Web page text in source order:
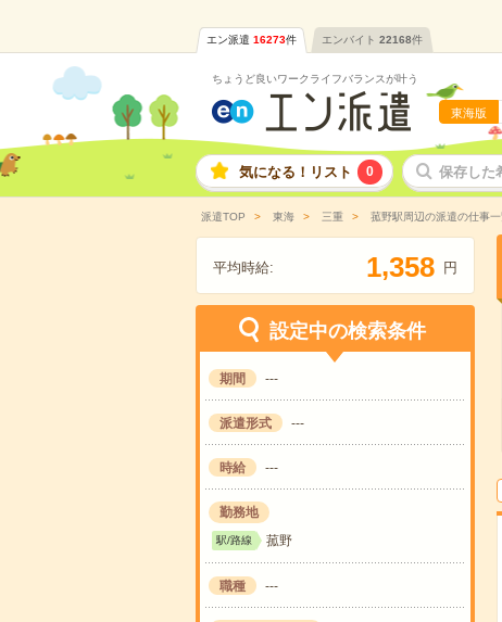
エン派遣 16273件 エンバイト 22168件
ちょうど良いワークライフバランスが叶う
東海版
気になる！リスト 0 保存した
派遣TOP 東海 三重 菰野駅周辺の派遣の仕事一
平均時給: 1,358 円
設定中の検索条件
期間 ---
派遣形式 ---
時給 ---
勤務地
駅/路線 菰野
職種 ---